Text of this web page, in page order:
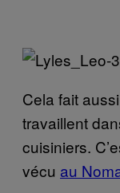
Cela fait
travaillent
cuisiniers.
vécu au